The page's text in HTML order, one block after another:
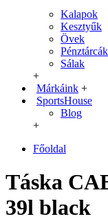
Kalapok
Kesztyűk
Övek
Pénztárcák
Sálak
+
Márkáink +
SportsHouse
Blog
+
Főoldal
Táska
39l black